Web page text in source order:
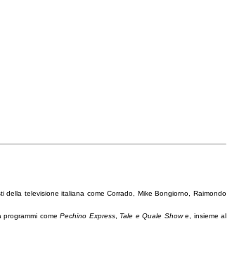
della televisione italiana come Corrado, Mike Bongiorno, Raimondo
programmi comePechino Express, Tale e Quale Showe, insieme al